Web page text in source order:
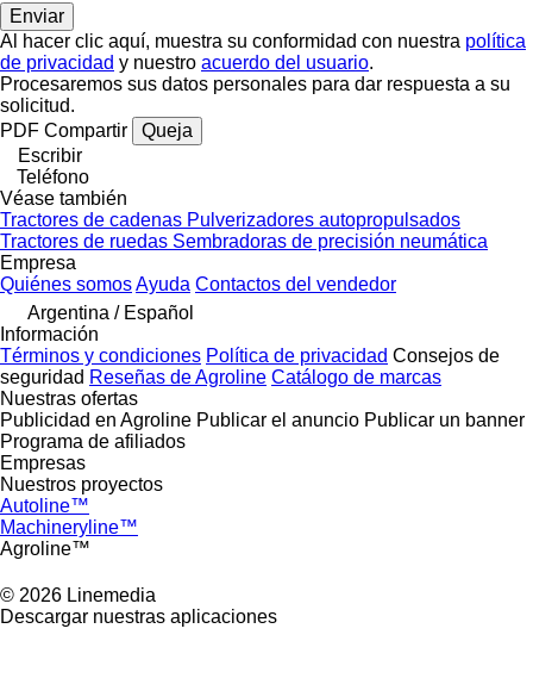
Al hacer clic aquí, muestra su conformidad con nuestra política
de privacidad y nuestro acuerdo del usuario.
Procesaremos sus datos personales para dar respuesta a su
solicitud.
PDF Compartir
Queja
Escribir
Teléfono
Véase también
Tractores de cadenas Pulverizadores autopropulsados
Tractores de ruedas Sembradoras de precisión neumática
Empresa
Quiénes somosAyuda Contactos del vendedor
Argentina / Español
Información
Términos y condiciones Política de privacidad Consejos de
seguridad Reseñas de Agroline Catálogo de marcas
Nuestras ofertas
Publicidad en Agroline Publicar el anuncio Publicar un banner
Programa de afiliados
Empresas
Nuestros proyectos
Autoline™
Machineryline™
Agroline™
© 2026 Linemedia
Descargar nuestras aplicaciones